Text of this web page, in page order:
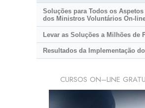
Soluções para Todos os
dos Ministros Voluntários On-
Levar as Soluções a Milhões de
Resultados da Implementação
CURSOS ON–LINE